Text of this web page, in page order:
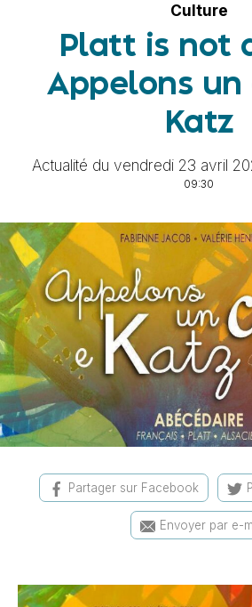
Culture
Platt is not
Appelons un
Katz
Actualité du vendredi 23 avril
09:30
Partager sur Facebook
Envoyer par e-